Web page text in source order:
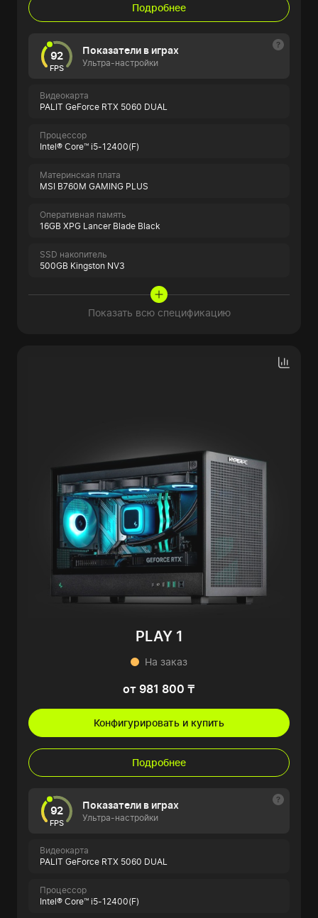
Подробнее
92
FPS
Показатели в играх
Ультра-настройки
Видеокарта
PALIT GeForce RTX 5060 DUAL
Процессор
Intel® Core™ i5-12400(F)
Материнская плата
MSI B760M GAMING PLUS
Оперативная память
16GB XPG Lancer Blade Black
SSD накопитель
500GB Kingston NV3
Показать всю спецификацию
PLAY 1
На заказ
от 981 800 ₸
Конфигурировать и купить
Подробнее
92
FPS
Показатели в играх
Ультра-настройки
Видеокарта
PALIT GeForce RTX 5060 DUAL
Процессор
Intel® Core™ i5-12400(F)